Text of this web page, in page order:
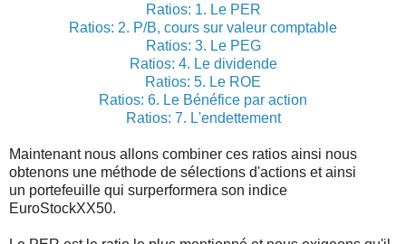
Ratios: 1. Le PER
Ratios: 2. P/B, cours sur valeur comptable
Ratios: 3. Le PEG
Ratios: 4. Le dividende
Ratios: 5. Le ROE
Ratios: 6. Le Bénéfice par action
Ratios: 7. L'endettement
Maintenant nous allons combiner ces ratios ainsi nous
obtenons une méthode de sélections d'actions et ainsi
un portefeuille qui surperformera son indice
EuroStockXX50.